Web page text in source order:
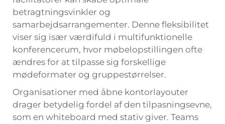
betragtningsvinkler og
samarbejdsarrangementer. Denne fleksibilitet
viser sig især værdifuld i multifunktionelle
konferencerum, hvor møbelopstillingen ofte
ændres for at tilpasse sig forskellige
mødeformater og gruppestørrelser.
Organisationer med åbne kontorlayouter
drager betydelig fordel af den tilpasningsevne,
som en whiteboard med stativ giver. Teams